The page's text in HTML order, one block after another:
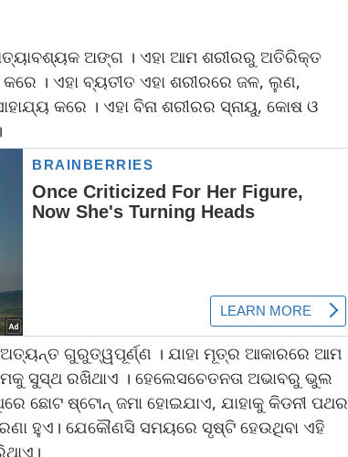
ଅଙ୍ଗ । ଏହା ଆମ ଶରୀରରୁ ଅତିରିକ୍ତ
କରେ । ଏହା ବ୍ୟତୀତ ଏହା ଶରୀରରେ ଜଳ, ଲୁଣ,
କରେ । ଏହା ବିନା ଶରୀରର ସ୍ନାୟୁ, କୋଷ ଓ
ଗୁରୁତ୍ୱପୂର୍ଣ୍ଣ । ଯାହା ମୂତ୍ର ଆକାରରେ ଆମ
ସୁସ୍ଥ ରଖିଥାଏ । ହେଲେସଚେତନତା ଅଭାବରୁ ଭୁଲ
ଛୋଟ ଷ୍ଟୋନ୍ ଜମା ହୋଇଯାଏ, ଯାହାକୁ କିଡନୀ ପଥର
ହୁଏ। ଯେକୌଣସି ସମୟରେ ସୃଷ୍ଟି ହେଉଥିବା ଏହି